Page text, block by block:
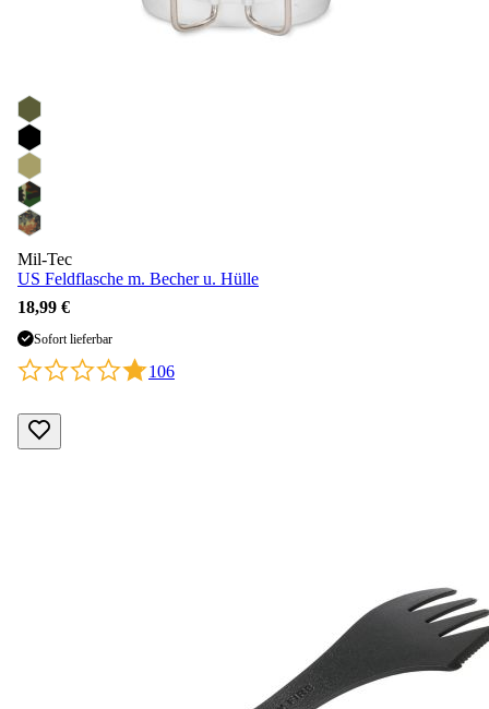
Mil-Tec
US Feldflasche m. Becher u. Hülle
18,99 €
Sofort lieferbar
106